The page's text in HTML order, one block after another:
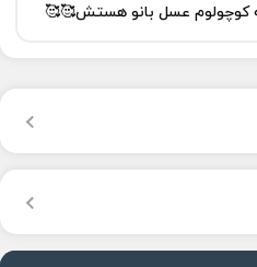
کوچولوم عسل بانو هستش🥰🥰